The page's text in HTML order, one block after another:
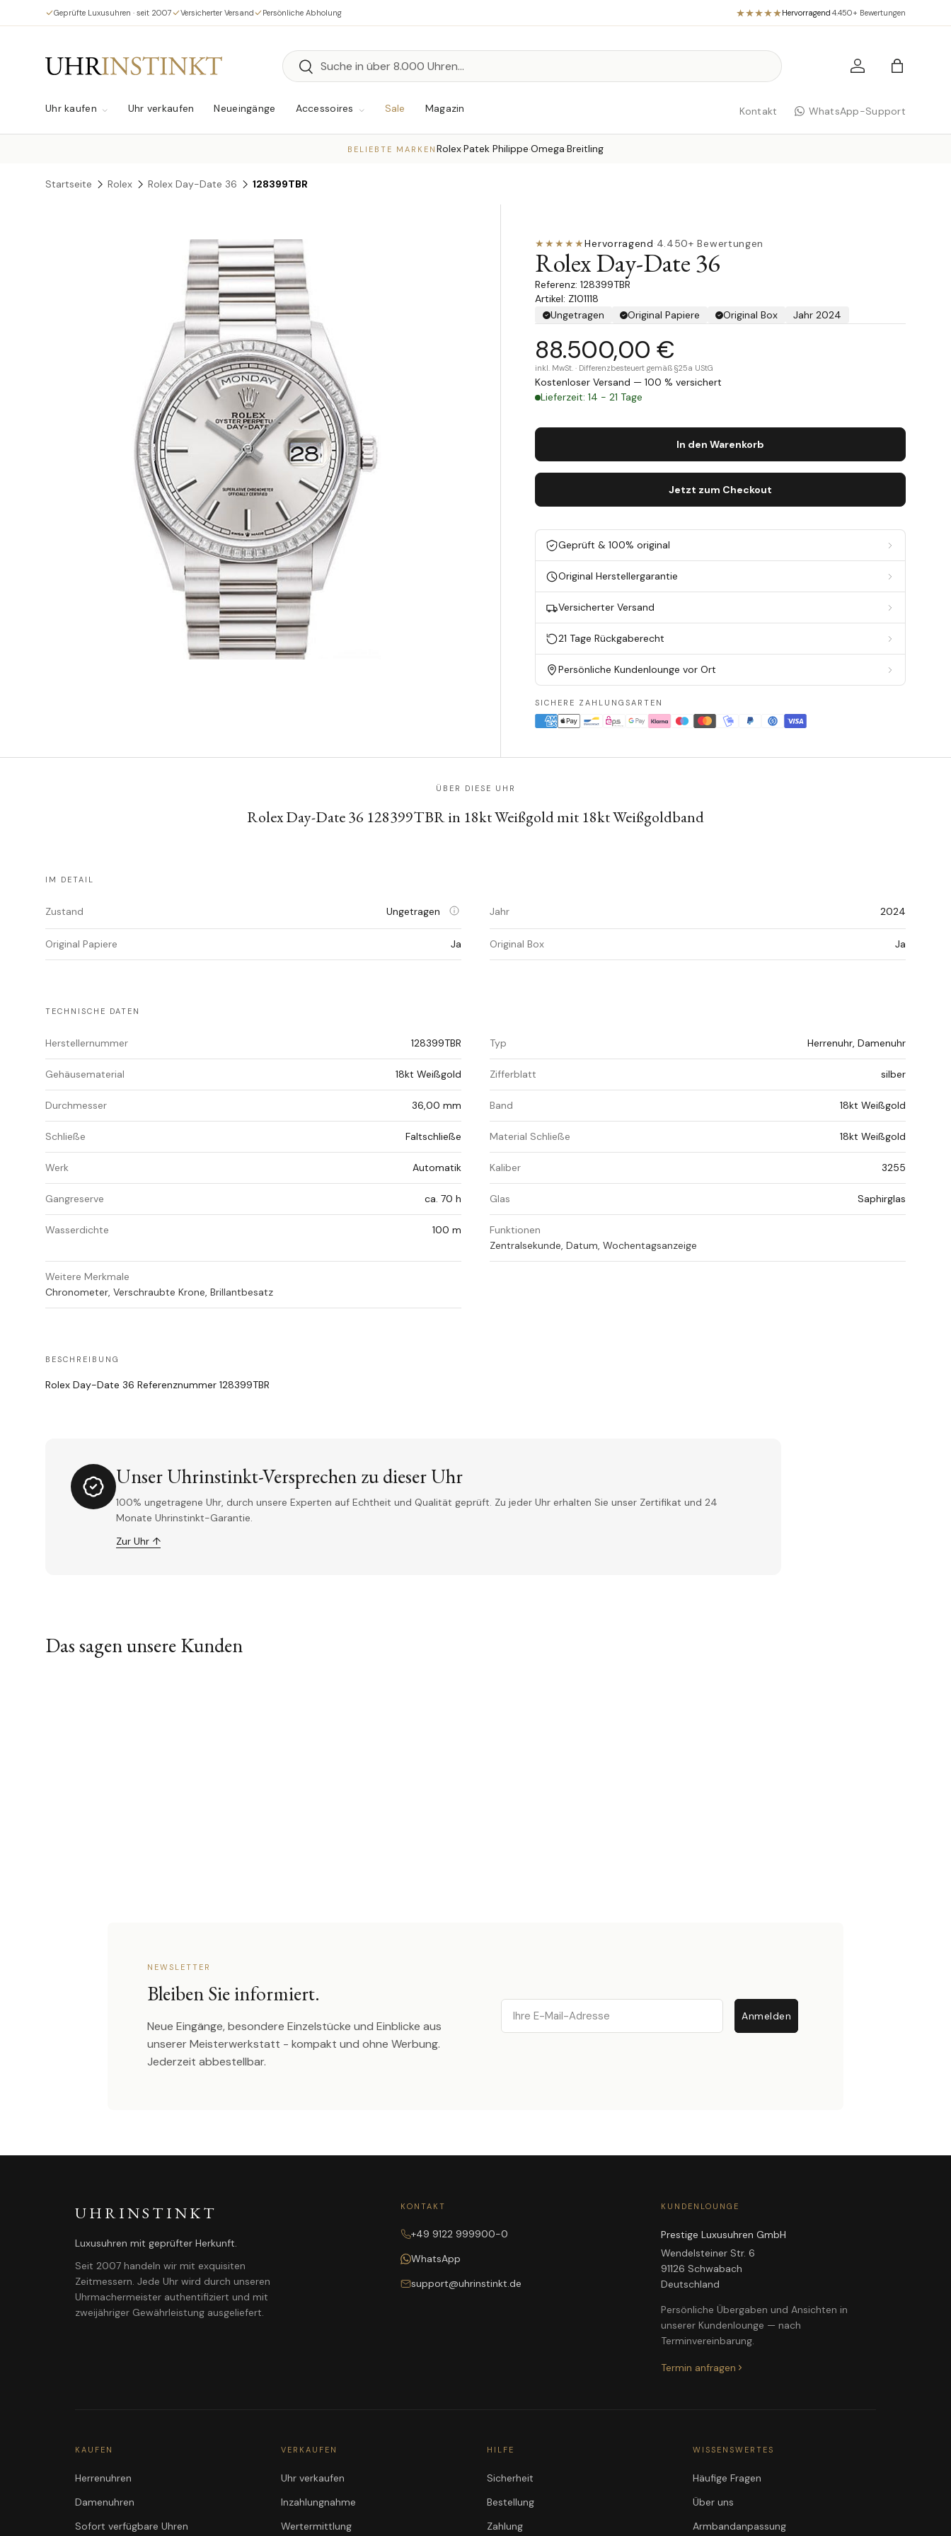
Direkt zum Inhalt
Geprüfte Luxusuhren · seit 2007 Versicherter Versand Persönliche Abholung Hervorragend·4.450+ Bewertungen
Suchen
Suchen Einloggen
Uhr kaufen Uhr verkaufen Neueingänge Accessoires Sale Magazin Kontakt WhatsApp-Support
BELIEBTE MARKEN Rolex·Patek Philippe·Omega·Breitling
Startseite Rolex Rolex Day-Date 36 128399TBR
Zu Produktinformationen springen
★★★★★Hervorragend·4.450+ Bewertungen
Rolex Day-Date 36
128399TBR
Artikel: Z101118
Ungetragen
Original Papiere Original Box Jahr 2024
88.500,00 €
inkl. MwSt. · Differenzbesteuert gemäß §25a UStG
Kostenloser Versand — 100 % versichert
Lieferzeit: 14 - 21 Tage
In den Warenkorb
Jetzt zum Checkout
Geprüft & 100% original
Original Herstellergarantie
Versicherter Versand
21 Tage Rückgaberecht
Persönliche Kundenlounge vor Ort
SICHERE ZAHLUNGSARTEN
ÜBER DIESE UHR
Rolex Day-Date 36 128399TBR in 18kt Weißgold mit 18kt Weißgoldband
IM DETAIL
Zustand Ungetragen Jahr 2024
Original Papiere Ja Original Box Ja
TECHNISCHE DATEN
Herstellernummer 128399TBR Typ Herrenuhr, Damenuhr
Gehäusematerial 18kt Weißgold Zifferblatt silber
Durchmesser 36,00 mm Band 18kt Weißgold
Schließe Faltschließe Material Schließe 18kt Weißgold
Werk Automatik Kaliber 3255
Gangreserve ca. 70 h Glas Saphirglas
Wasserdichte 100 m
Funktionen
Zentralsekunde, Datum, Wochentagsanzeige
Weitere Merkmale
Chronometer, Verschraubte Krone, Brillantbesatz
BESCHREIBUNG
Rolex Day-Date 36 Referenznummer 128399TBR
Unser Uhrinstinkt-Versprechen zu dieser Uhr
100% ungetragene Uhr, durch unsere Experten auf Echtheit und Qualität geprüft. Zu jeder Uhr erhalten Sie unser Zertifikat und 24
Monate Uhrinstinkt-Garantie.
Zur Uhr ↑
Das sagen unsere Kunden
NEWSLETTER
Bleiben Sie informiert.
Neue Eingänge, besondere Einzelstücke und Einblicke aus
unserer Meisterwerkstatt - kompakt und ohne Werbung.
Jederzeit abbestellbar.
Email
Anmelden
UHRINSTINKT
Luxusuhren mit geprüfter Herkunft.
Seit 2007 handeln wir mit exquisiten
Zeitmessern. Jede Uhr wird durch unseren
Uhrmachermeister authentifiziert und mit
zweijähriger Gewährleistung ausgeliefert.
KONTAKT
+49 9122 999900-0
WhatsApp
support@uhrinstinkt.de
KUNDENLOUNGE
Prestige Luxusuhren GmbH
Wendelsteiner Str. 6
91126 Schwabach
Deutschland
Persönliche Übergaben und Ansichten in
unserer Kundenlounge — nach
Terminvereinbarung.
Termin anfragen
KAUFEN
Herrenuhren
Damenuhren
Sofort verfügbare Uhren
VERKAUFEN
Uhr verkaufen
Inzahlungnahme
Wertermittlung
HILFE
Sicherheit
Bestellung
Zahlung
WISSENSWERTES
Häufige Fragen
Über uns
Armbandanpassung